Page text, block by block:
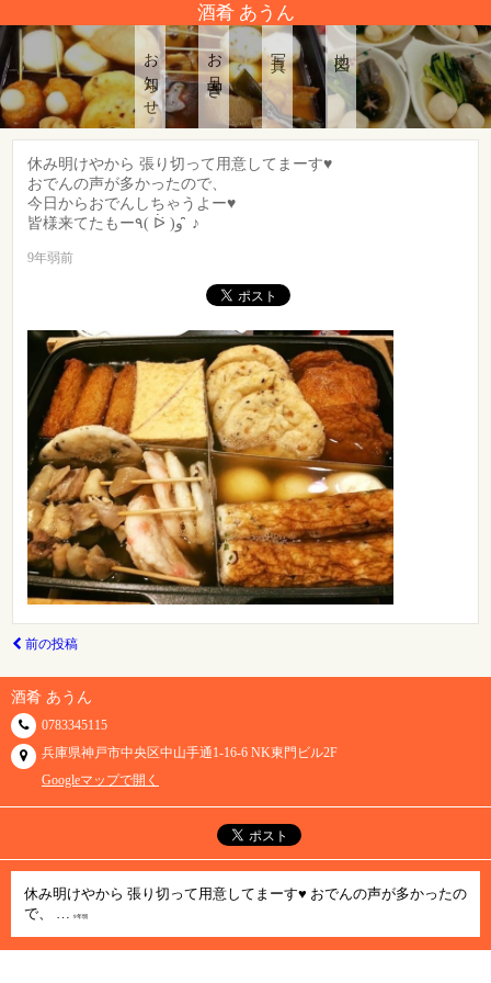
酒肴 あうん
お知らせ お品書き
休み明けやから 張り切って用意してまーす♥️
おでんの声が多かったので、
今日からおでんしちゃうよー♥️
皆様来てたもー٩( ᐖ )‎‎‎و ̑̑ ♪
9年弱前
前の投稿
酒肴 あうん
0783345115
兵庫県神戸市中央区中山手通1-16-6 NK東門ビル2F
Googleマップで開く
休み明けやから 張り切って用意してまーす♥️ おでんの声が多かったの
で、 …
9年弱